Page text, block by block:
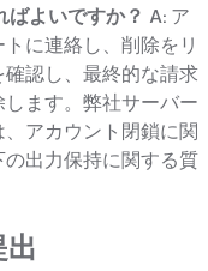
ばよいですか？ A: ア
に連絡し、削除をリ
認し、最終的な請求
ます。弊社サーバー
アカウント閉鎖に関
出力保持に関する質